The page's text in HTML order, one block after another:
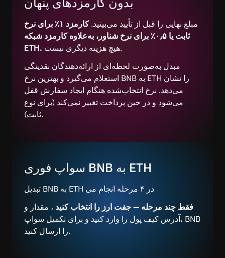
مبلغ نهایی را قبل از تأیید می‌بینید.
کارمزد ۱٪ برای نرخ
ثابت یا ۰٫۵٪ برای نرخ شناور، به‌علاوه کارمزد شبکه
ETH.
هیچ هزینه دیگری نیست.
مبدل به‌صورت لحظه‌ای از ارائه‌دهندگان نقدینگی
استعلام می‌گیرد و بهترین نرخ BNB به ETH را نشان
می‌دهد. نرخ انتخاب‌شده هنگام ایجاد سفارش قفل
می‌شود و در حین پرداخت تغییر نمی‌کند (برای نوع
ثابت).
سواپ فوری BNB به ETH
تبدیل BNB به ETH در ۴ مرحله انجام می
فقط چند مرحله — جفت ارز را انتخاب کنید ، مقدار و
آدرس کیف پول را وارد کنید و برای تکمیل سواپ، BNB
را ارسال کنید.